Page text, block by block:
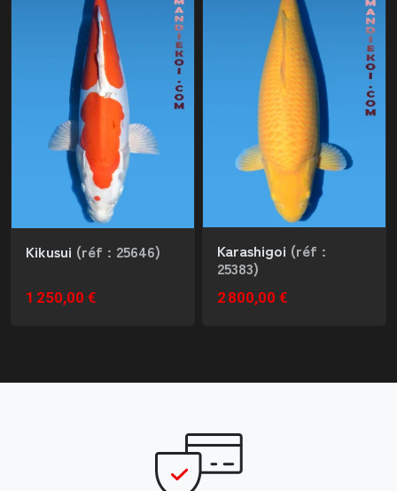
Kikusui (réf : 25646)
1 250,00 €
Karashigoi (réf :
25383)
2 800,00 €